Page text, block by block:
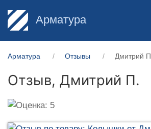
Арматура
Арматура Отзывы Дмитрий П.
Отзыв, Дмитрий П.